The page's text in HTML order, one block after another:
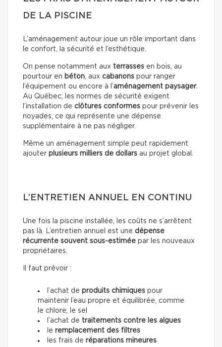
DE LA PISCINE
L’aménagement autour joue un rôle important dans
le confort, la sécurité et l’esthétique.
On pense notamment aux terrasses en bois, au
pourtour en béton, aux cabanons pour ranger
l’équipement ou encore à l’aménagement paysager.
Au Québec, les normes de sécurité exigent
l’installation de clôtures conformes pour prévenir les
noyades, ce qui représente une dépense
supplémentaire à ne pas négliger.
Même un aménagement simple peut rapidement
ajouter plusieurs milliers de dollars au projet global.
L’ENTRETIEN ANNUEL EN CONTINU
Une fois la piscine installée, les coûts ne s’arrêtent
pas là. L’entretien annuel est une dépense
récurrente souvent sous-estimée par les nouveaux
propriétaires.
Il faut prévoir :
l’achat de produits chimiques pour
maintenir l’eau propre et équilibrée, comme
le chlore, le sel
l’achat de traitements contre les algues
le remplacement des filtres
les frais de réparations mineures